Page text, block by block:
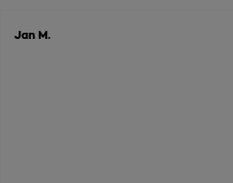
Jan M.